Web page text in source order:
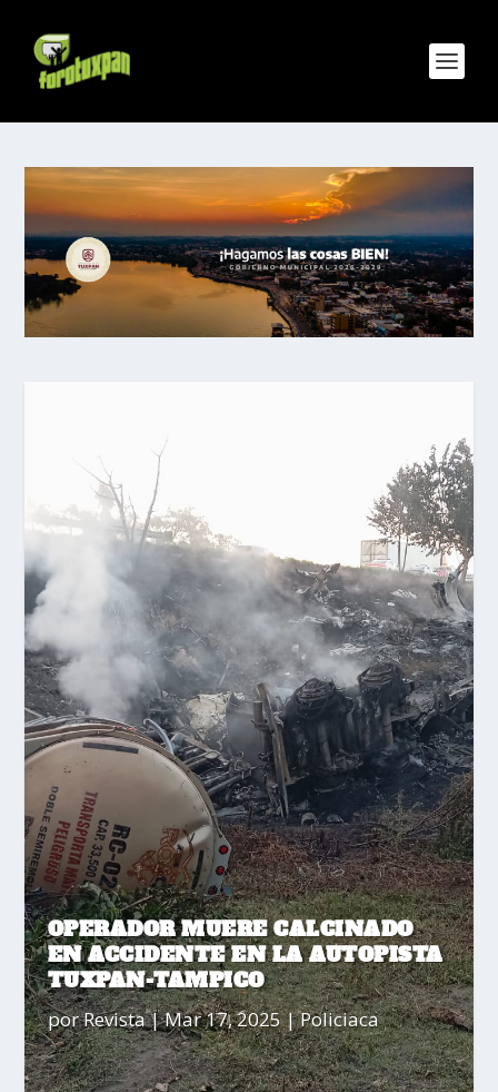
OPERADOR MUERE CALCINADO
EN ACCIDENTE EN LA AUTOPISTA
TUXPAN-TAMPICO
porRevista|Mar 17, 2025|Policiaca